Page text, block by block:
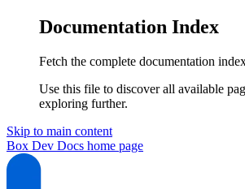
Documentation Index
Fetch the complete documentation
Use this file to discover all available
exploring further.
Skip to main content
Box Dev Docs home page